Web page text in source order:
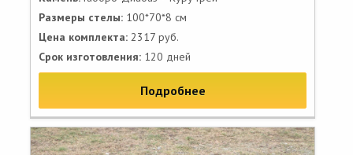
Размеры стелы: 100*70*8 см
Цена комплекта: 2317 руб.
Срок изготовления: 120 дней
Подробнее